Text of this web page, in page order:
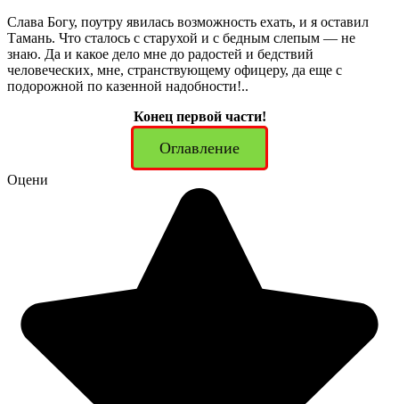
Слава Богу, поутру явилась возможность ехать, и я оставил
Тамань. Что сталось с старухой и с бедным слепым — не
знаю. Да и какое дело мне до радостей и бедствий
человеческих, мне, странствующему офицеру, да еще с
подорожной по казенной надобности!..
Конец первой части!
Оглавление
Оцени